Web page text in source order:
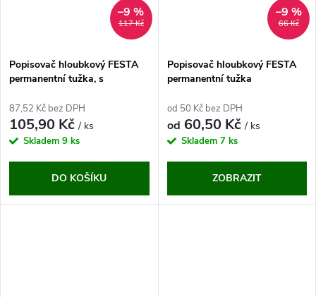
117 Kč
–9 %
Popisovač hloubkový FESTA
permanentní tužka, s
87,52 Kč bez DPH
105,90 Kč/ ks
Skladem 9 ks
DO KOŠÍKU
66 Kč
–9 %
Popisovač hloubkový FESTA
permanentní tužka
od 50 Kč bez DPH
od 60,50 Kč/ ks
Skladem 7 ks
ZOBRAZIT